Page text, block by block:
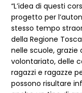
“L’idea di questi
progetto per
stesso tempo
della Regione
nelle scuole, grazie
volontariato, delle
ragazzi e ragazze
possono risultare